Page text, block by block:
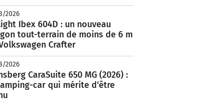
2026
Ibex 604D : un nouveau
tout-terrain de moins de 6 m
Crafter
2026
CaraSuite 650 MG (2026) :
car qui mérite d'être